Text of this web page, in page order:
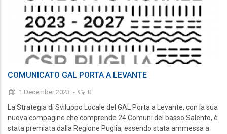
COMUNICATO GAL PORTA A LEVANTE
1 December 2023 - 0
La Strategia di Sviluppo Locale del GAL Porta a Levante, con la sua
nuova compagine che comprende 24 Comuni del basso Salento, è
stata premiata dalla Regione Puglia, essendo stata ammessa a